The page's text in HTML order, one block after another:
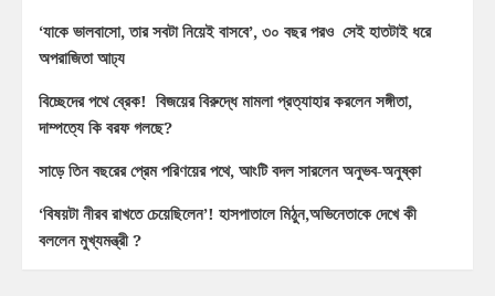
‘যাকে ভালবাসো, তার সবটা নিয়েই বাসবে’, ৩০ বছর পরও সেই হাতটাই ধরে
অপরাজিতা আঢ্য
বিচ্ছেদের পথে ব্রেক! বিজয়ের বিরুদ্ধে মামলা প্রত্যাহার করলেন সঙ্গীতা,
দাম্পত্যে কি বরফ গলছে?
সাড়ে তিন বছরের প্রেম পরিণয়ের পথে, আংটি বদল সারলেন অনুভব-অনুষ্কা
‘বিষয়টা নীরব রাখতে চেয়েছিলেন’! হাসপাতালে মিঠুন,অভিনেতাকে দেখে কী
বললেন মুখ্যমন্ত্রী ?